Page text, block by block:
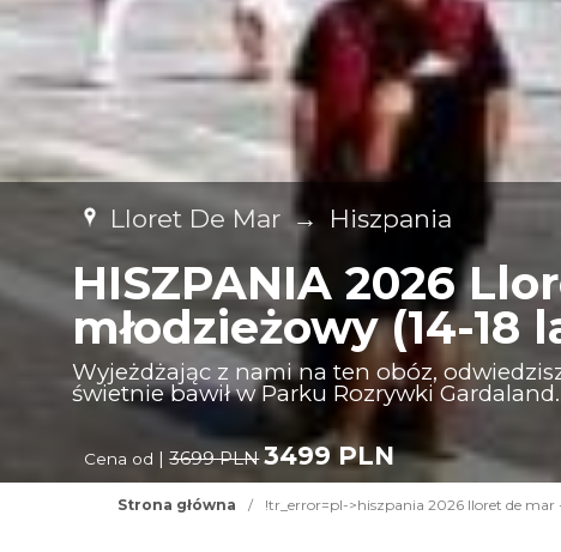
Lloret De Mar → Hiszpania
HISZPANIA 2026
młodzieżowy (14-18
Wyjeżdżając z nami na ten obóz,
świetnie bawił w Parku Rozrywki
Cena od |3699 PLN 3499 PLN
Strona główna / !tr_error=pl->hiszpania 2026 lloret de mar